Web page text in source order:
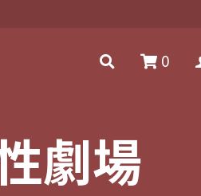
劇場
0
劇場
0